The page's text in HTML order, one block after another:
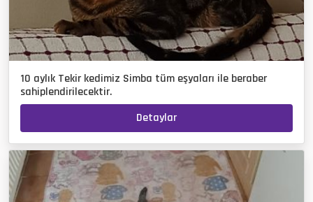
10 aylık Tekir kedimiz Simba tüm eşyaları ile beraber
sahiplendirilecektir.
Detaylar